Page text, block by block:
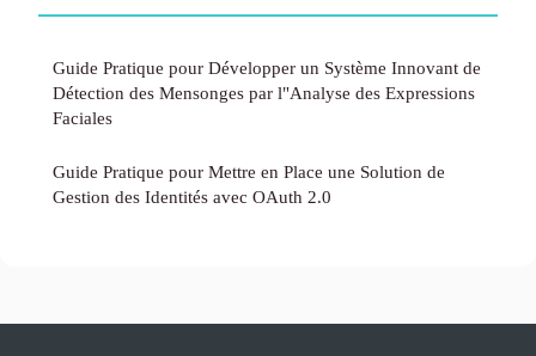
Guide Pratique pour Développer un Système Innovant de
Détection des Mensonges par l"Analyse des Expressions
Faciales
Guide Pratique pour Mettre en Place une Solution de
Gestion des Identités avec OAuth 2.0